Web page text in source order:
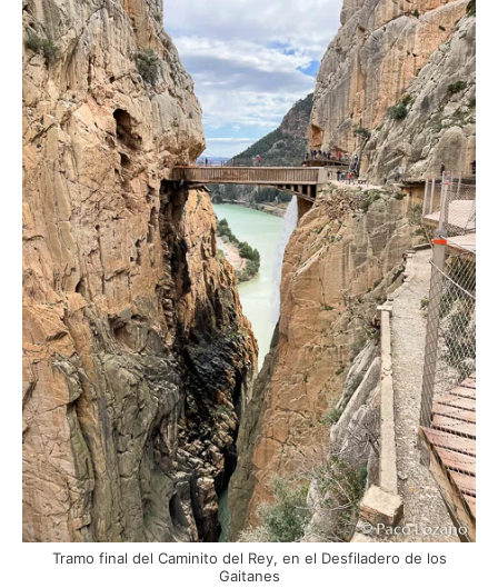
Tramo final del Caminito del Rey, en el Desfiladero de los
Gaitanes